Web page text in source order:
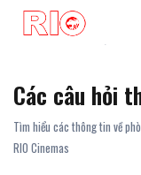
Lịch chiếu
Tin mới & Ưu đãi
Hỗ trợ
Trang Chủ / Hỗ trợ
Các câu hỏi
Tìm hiểu các thông tin về
RIO Cinemas
Chọn ngôn ngữ